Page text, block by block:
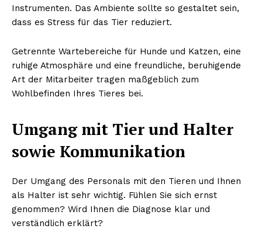
Instrumenten. Das Ambiente sollte so gestaltet sein,
dass es Stress für das Tier reduziert.
Getrennte Wartebereiche für Hunde und Katzen, eine
ruhige Atmosphäre und eine freundliche, beruhigende
Art der Mitarbeiter tragen maßgeblich zum
Wohlbefinden Ihres Tieres bei.
Umgang mit Tier und Halter
sowie Kommunikation
Der Umgang des Personals mit den Tieren und Ihnen
als Halter ist sehr wichtig. Fühlen Sie sich ernst
genommen? Wird Ihnen die Diagnose klar und
verständlich erklärt?